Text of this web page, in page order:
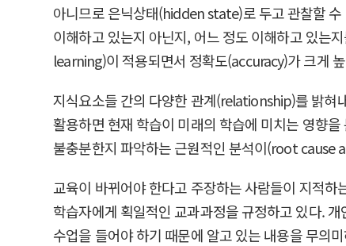
아니므로 은닉상태(hidden state)로 두고 관찰할
이해하고 있는지 아닌지, 어느 정도 이해하고 있는
learning)이 적용되면서 정확도(accuracy)가 크게
지식요소들 간의 다양한 관계(relationship)를 밝
활용하면 현재 학습이 미래의 학습에 미치는 영향
불충분한지 파악하는 근원적인 분석이(root cause
교육이 바뀌어야 한다고 주장하는 사람들이 지적
학습자에게 획일적인 교과과정을 규정하고 있다.
수업을 들어야 하기 때문에 알고 있는 내용을 무의